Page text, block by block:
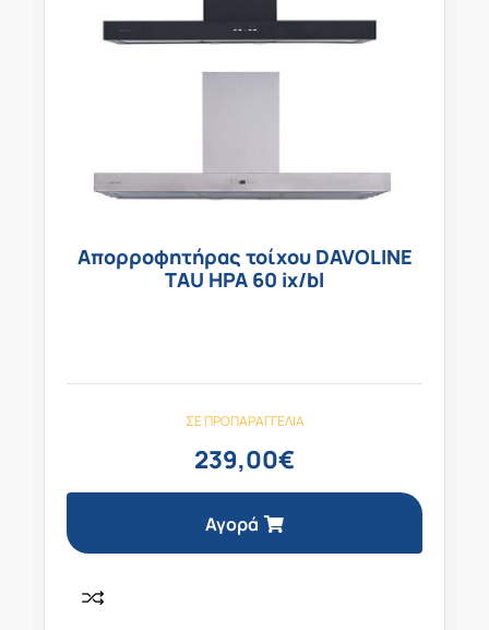
Απορροφητήρας τοίχου DAVOLINE
TAU HPA 60 ix/bl
ΣΕ ΠΡΟΠΑΡΑΓΓΕΛΊΑ
239,00€
Αγορά